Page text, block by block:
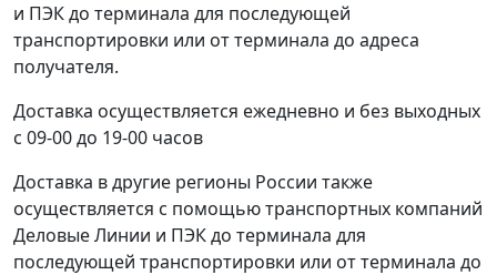
и ПЭК до терминала для последующей
транспортировки или от терминала до адреса
получателя.
Доставка осуществляется ежедневно и без выходных
с 09-00 до 19-00 часов
Доставка в другие регионы России также
осуществляется с помощью транспортных компаний
Деловые Линии и ПЭК до терминала для
последующей транспортировки или от терминала до